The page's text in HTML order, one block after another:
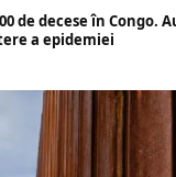
de decese în Congo.
a epidemiei